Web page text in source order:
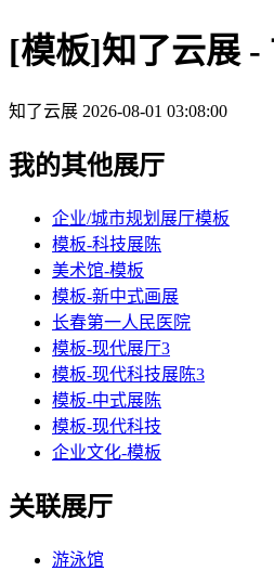
[模板]知了云展 -
知了云展 2026-08-01 03:08:00
我的其他展厅
企业/城市规划展厅模板
模板-科技展陈
美术馆-模板
模板-新中式画展
长春第一人民医院
模板-现代展厅3
模板-现代科技展陈3
模板-中式展陈
模板-现代科技
企业文化-模板
关联展厅
游泳馆